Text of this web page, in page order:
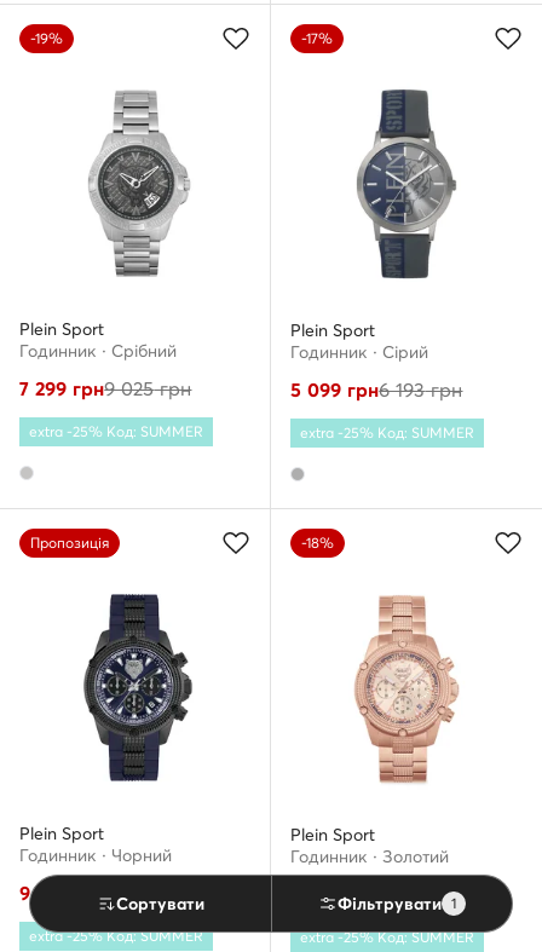
Сортувати Фільтрувати 1
-19%
Plein Sport
Годинник · Срібний
7 299 грн9 025грн
extra -25% Код: SUMMER
-17%
Plein Sport
Годинник · Сірий
5 099 грн6 193грн
extra -25% Код: SUMMER
Пропозиція
Plein Sport
Годинник · Чорний
9 699 грн11 379
extra -25% Код: SUMMER
-18%
Plein Sport
Годинник · Золотий
9 299грн грн
extra -25% Код: SUMMER